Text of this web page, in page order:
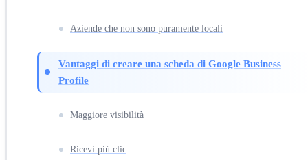
Aziende che non sono puramente locali
Vantaggi di creare una scheda di Google Business
Profile
Maggiore visibilità
Ricevi più clic